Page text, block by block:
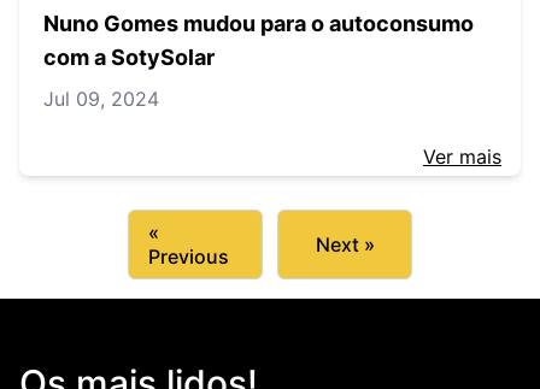
Nuno Gomes mudou para o autoconsumo
com a SotySolar
Jul 09, 2024
Ver mais
«
Previous
Next »